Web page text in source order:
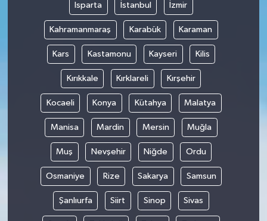
Isparta İstanbul İzmir
Kahramanmaraş Karabük Karaman
Kars Kastamonu Kayseri Kilis
Kırıkkale Kırklareli Kırşehir
Kocaeli Konya Kütahya Malatya
Manisa Mardin Mersin Muğla
Muş Nevşehir Niğde Ordu
Osmaniye Rize Sakarya Samsun
Şanlıurfa Siirt Sinop Sivas